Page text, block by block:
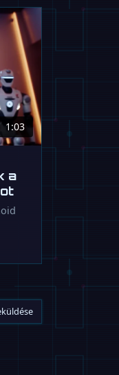
1:03
a